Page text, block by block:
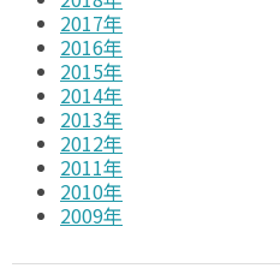
2017年
2016年
2015年
2014年
2013年
2012年
2011年
2010年
2009年